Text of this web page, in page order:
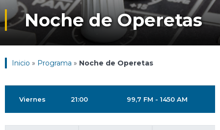
Noche de Operetas
Inicio » Programa » Noche de Operetas
Viernes 21:00 99,7 FM - 1450 AM